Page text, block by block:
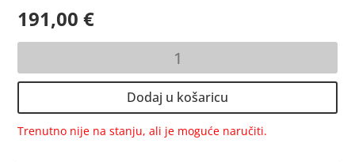
191,00€
Dodaj u košaricu
Trenutno nije na stanju, ali je moguće naručiti.